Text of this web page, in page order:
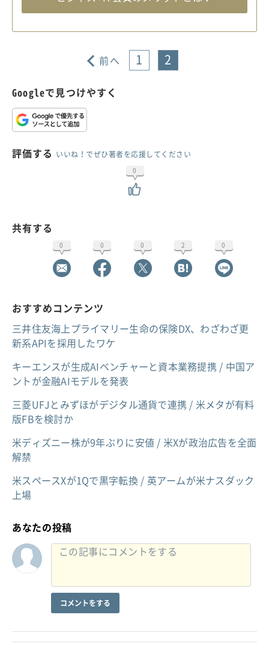
前へ 1 2
Googleで見つけやすく
評価する いいね！でぜひ著者を応援してください
0
共有する
0 0 0 2 0
おすすめコンテンツ
三井住友海上プライマリー生命の保険DX、わざわざ更
新系APIを採用したワケ
キーエンスが生成AIベンチャーと資本業務提携 / 中国ア
ントが金融AIモデルを発表
三菱UFJとみずほがデジタル通貨で連携 / 米メタが有料
版FBを検討か
米ディズニー株が9年ぶりに安値 / 米Xが政治広告を全面
解禁
米スペースXが1Qで黒字転換 / 英アームが米ナスダック
上場
あなたの投稿
コメントをする